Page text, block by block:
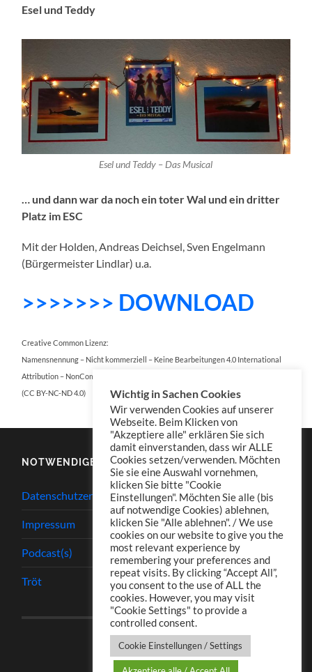
Esel und Teddy
Esel und Teddy – Das Musical
… und dann war da noch ein toter Wal und ein dritter
Platz im ESC
Mit der Holden, Andreas Deichsel, Sven Engelmann
(Bürgermeister Lindlar) u.a.
>>>>>>> DOWNLOAD
Creative Common Lizenz:
Namensnennung – Nicht kommerziell – Keine Bearbeitungen 4.0 International
Attribution – NonCommercial – NoDerivatives 4.0 International
(CC BY-NC-ND 4.0)
NOTWENDIGES
Datenschutzerklärung
Impressum
Podcast(s)
Tröt
Wichtig in Sachen Cookies
Wir verwenden Cookies auf unserer
Webseite. Beim Klicken von
"Akzeptiere alle" erklären Sie sich
damit einverstanden, dass wir ALLE
Cookies setzen/verwenden. Möchten
Sie sie eine Auswahl vornehmen,
klicken Sie bitte "Cookie
Einstellungen". Möchten Sie alle (bis
auf notwendige Cookies) ablehnen,
klicken Sie "Alle ablehnen". / We use
cookies on our website to give you the
most relevant experience by
remembering your preferences and
repeat visits. By clicking “Accept All”,
you consent to the use of ALL the
cookies. However, you may visit
"Cookie Settings" to provide a
controlled consent.
Cookie Einstellungen / Settings